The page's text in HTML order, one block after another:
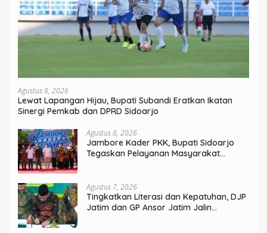
Agustus 8, 2026
Lewat Lapangan Hijau, Bupati Subandi Eratkan Ikatan
Sinergi Pemkab dan DPRD Sidoarjo
Agustus 8, 2026
Jambore Kader PKK, Bupati Sidoarjo
Tegaskan Pelayanan Masyarakat
Agustus 7, 2026
Tingkatkan Literasi dan Kepatuhan, DJP
Jatim dan GP Ansor Jatim Jalin